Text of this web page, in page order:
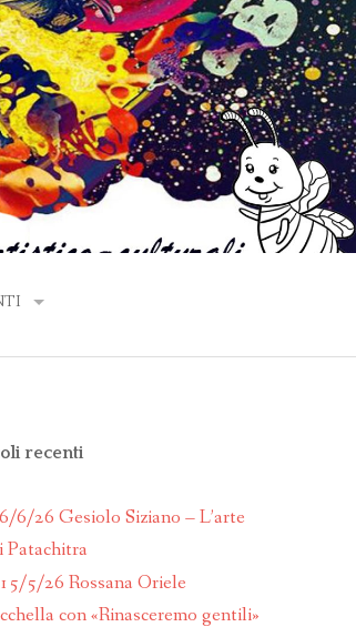
recenti
6/6/26 Gesiolo Siziano – L’arte
Patachitra
15/5/26 Rossana Oriele
con «Rinasceremo gentili»